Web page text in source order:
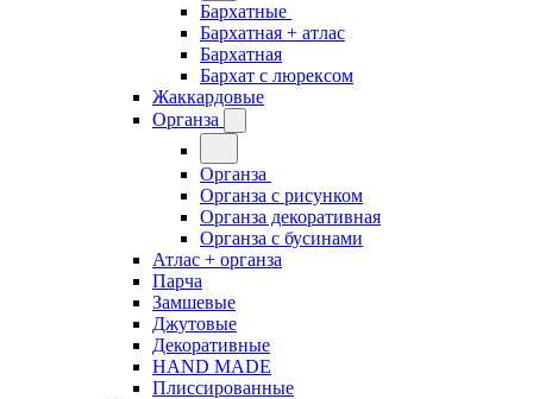
Бархатные
Бархатная + атлас
Бархатная
Бархат с люрексом
Жаккардовые
Органза
Органза
Органза с рисунком
Органза декоративная
Органза с бусинами
Атлас + органза
Парча
Замшевые
Джутовые
Декоративные
HAND MADE
Плиссированные